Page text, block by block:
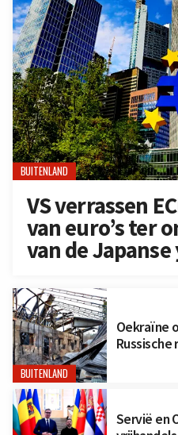
BUITENLAND
VS verrassen
van euro’s ter
van de
BUITENLAND
Oekraïne
Servië en